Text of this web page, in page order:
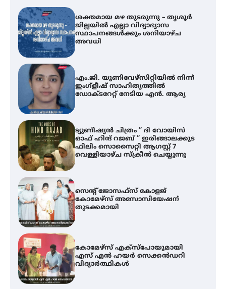
ശക്തമായ മഴ തുടരുന്നു – തൃശൂർ
ജില്ലയിൽ എല്ലാ വിദ്യാഭ്യാസ
സ്ഥാപനങ്ങൾക്കും ശനിയാഴ്ച
അവധി
എം.ജി. യൂണിവേഴ്‌സിറ്റിയിൽ നിന്ന്
ഇംഗ്ളീഷ് സാഹിത്യത്തിൽ
ഡോക്ടറേറ്റ് നേടിയ എൻ. ആര്യ
ട്യുണീഷ്യൻ ചിത്രം ” ദി വോയിസ്
ഓഫ് ഹിന്ദ് റജബ് ” ഇരിങ്ങാലക്കുട
ഫിലിം സൊസൈറ്റി ആഗസ്റ്റ് 7
വെള്ളിയാഴ്ച സ്‌ക്രീൻ ചെയ്യുന്നു
സെന്റ് ജോസഫ്സ് കോളജ്
കോമേഴ്‌സ് അസോസിയേഷന്
തുടക്കമായി
കോമേഴ്സ് എക്സ്പോയുമായി
എസ് എൻ ഹയർ സെക്കൻഡറി
വിദ്യാർത്ഥികൾ